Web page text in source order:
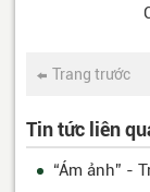
Trang trước
Tin tức liên
“Ám ảnh” -